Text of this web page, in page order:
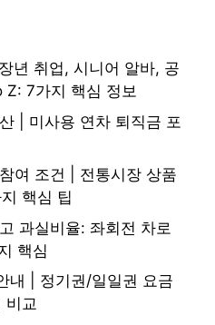
년 취업, 시니어 알바, 공
Z: 7가지 핵심 정보
| 미사용 연차 퇴직금 포
여 조건 | 전통시장 상품
핵심 팁
과실비율: 좌회전 차로
핵심
내 | 정기권/일일권 요금
비교